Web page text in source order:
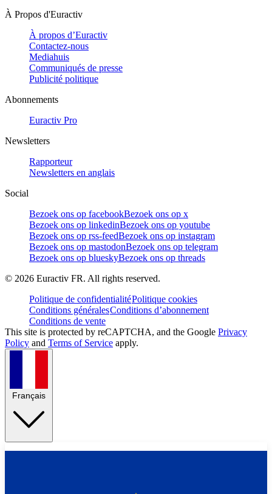
À Propos d'Euractiv
À propos d’Euractiv
Contactez-nous
Mediahuis
Communiqués de presse
Publicité politique
Abonnements
Euractiv Pro
Newsletters
Rapporteur
Newsletters en anglais
Social
Bezoek ons op facebookBezoek ons op x
Bezoek ons op linkedinBezoek ons op youtube
Bezoek ons op rss-feedBezoek ons op instagram
Bezoek ons op mastodonBezoek ons op telegram
Bezoek ons op blueskyBezoek ons op threads
© 2026 Euractiv FR. All rights reserved.
Politique de confidentialitéPolitique cookies
Conditions généralesConditions d’abonnement
Conditions de vente
This site is protected by reCAPTCHA, and the Google Privacy
Policy and Terms of Service apply.
Français